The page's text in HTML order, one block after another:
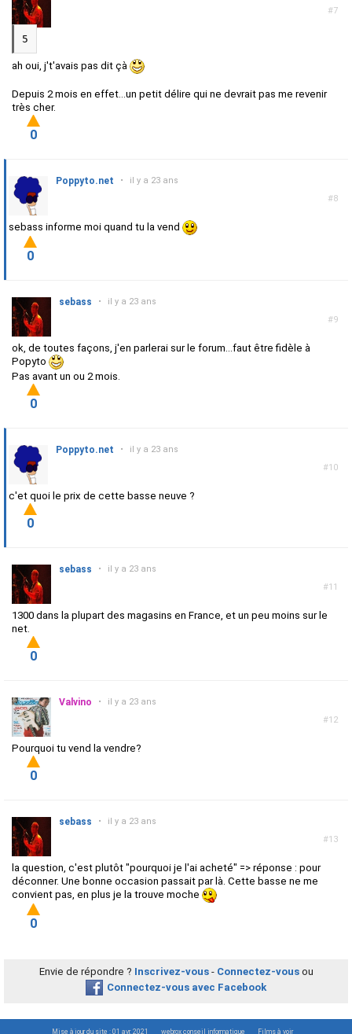
#7
5
ah oui, j't'avais pas dit çà
Depuis 2 mois en effet...un petit délire qui ne devrait pas me revenir
très cher.
0
#8
Poppyto.net • il y a 23 ans
sebass informe moi quand tu la vend
0
#9
sebass • il y a 23 ans
ok, de toutes façons, j'en parlerai sur le forum...faut être fidèle à
Popyto
Pas avant un ou 2 mois.
0
#10
Poppyto.net • il y a 23 ans
c'et quoi le prix de cette basse neuve ?
0
#11
sebass • il y a 23 ans
1300 dans la plupart des magasins en France, et un peu moins sur le
net.
0
#12
Valvino • il y a 23 ans
Pourquoi tu vend la vendre?
0
#13
sebass • il y a 23 ans
la question, c'est plutôt "pourquoi je l'ai acheté" => réponse : pour
déconner. Une bonne occasion passait par là. Cette basse ne me
convient pas, en plus je la trouve moche
0
Envie de répondre ? Inscrivez-vous- Connectez-vousou
Connectez-vous avec Facebook
Mise à jour du site : 01 avr. 2021 webrox conseil informatique Films à voir